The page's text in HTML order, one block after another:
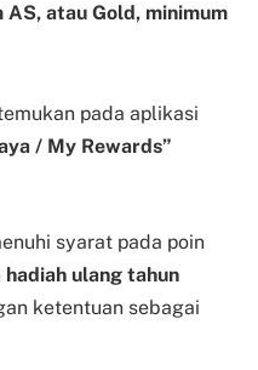
AS, atau Gold, minimum
pada aplikasi
/ My Rewards”
syarat pada poin
hadiah ulang tahun
ketentuan sebagai